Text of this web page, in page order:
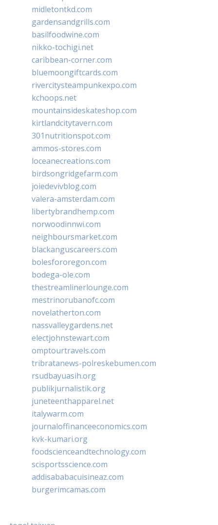
midletontkd.com
gardensandgrills.com
basilfoodwine.com
nikko-tochigi.net
caribbean-corner.com
bluemoongiftcards.com
rivercitysteampunkexpo.com
kchoops.net
mountainsideskateshop.com
kirtlandcitytavern.com
301nutritionspot.com
ammos-stores.com
loceanecreations.com
birdsongridgefarm.com
joiedevivblog.com
valera-amsterdam.com
libertybrandhemp.com
norwoodinnwi.com
neighboursmarket.com
blackanguscareers.com
bolesfororegon.com
bodega-ole.com
thestreamlinerlounge.com
mestrinorubanofc.com
novelatherton.com
nassvalleygardens.net
electjohnstewart.com
omptourtravels.com
tribratanews-polreskebumen.com
rsudbayuasih.org
publikjurnalistik.org
juneteenthapparel.net
italywarm.com
journaloffinanceeconomics.com
kvk-kumari.org
foodscienceandtechnology.com
scisportsscience.com
addisababacuisineaz.com
burgerimcamas.com